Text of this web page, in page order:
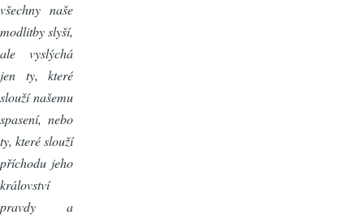
všechny naše
modlitby slyší,
ale vyslýchá
jen ty, které
slouží našemu
spasení, nebo
ty, které slouží
příchodu jeho
království
pravdy a